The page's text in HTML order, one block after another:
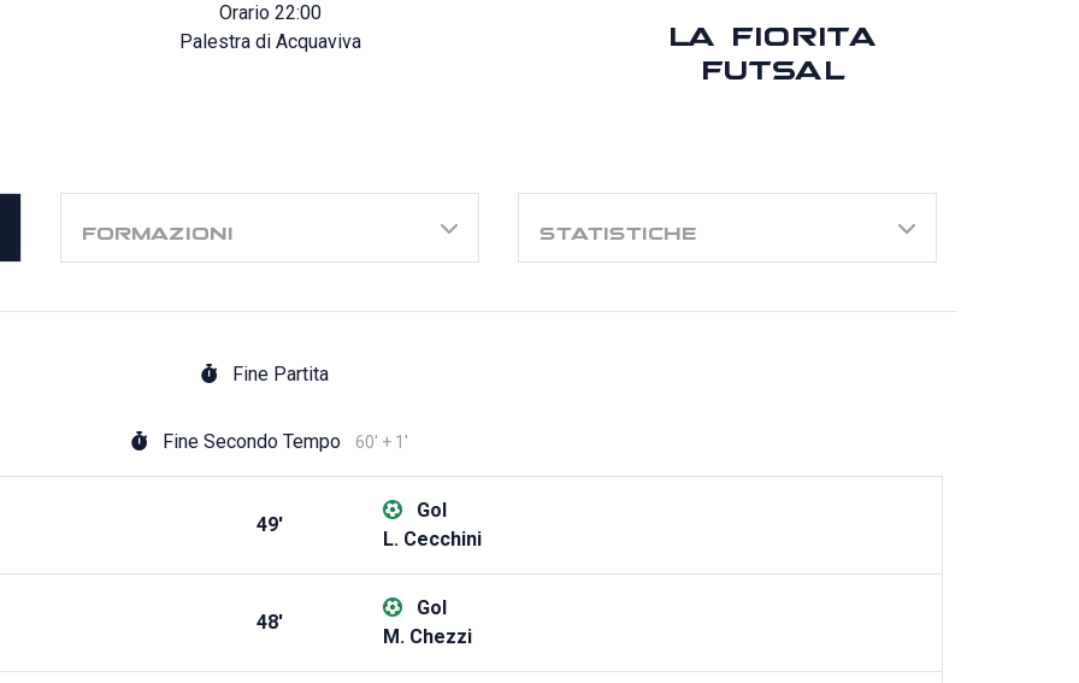
Orario 22:00
Palestra di Acquaviva
LA FIORITA
FUTSAL
FORMAZIONI STATISTICHE
Fine Partita
Fine Secondo Tempo 60' + 1'
49'
Gol
L. Cecchini
48'
Gol
M. Chezzi